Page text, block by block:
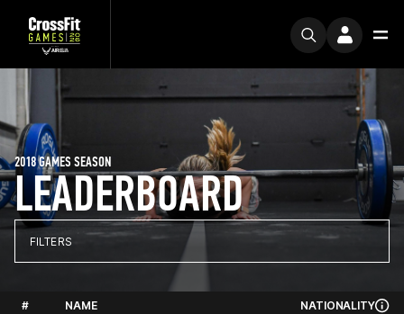
LEADERBOARD
2018 GAMES SEASON
FILTERS
# NAME NATIONALITY